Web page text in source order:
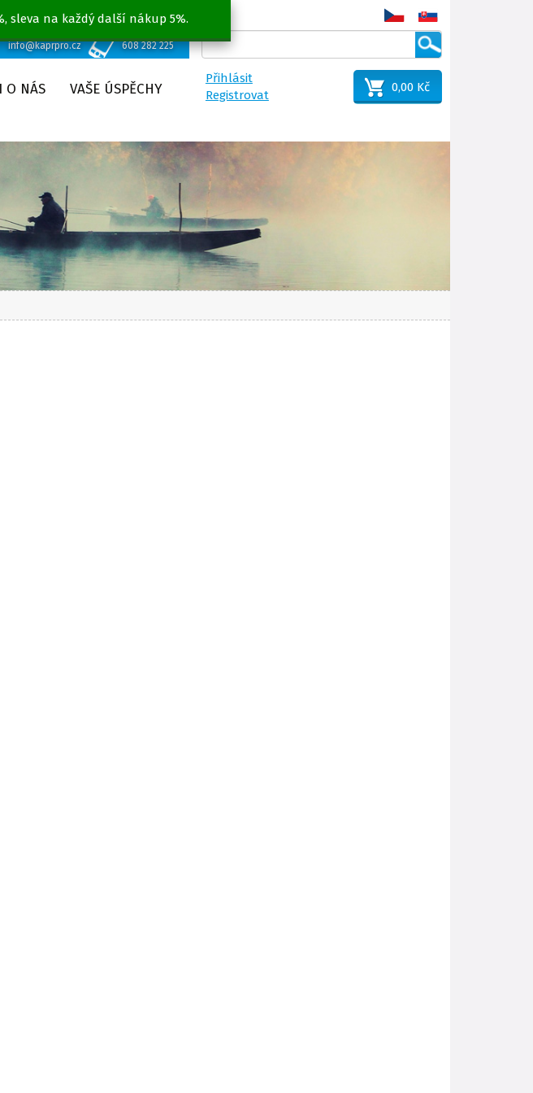
sleva na každý další nákup 5%.
info@kaprpro.cz 608 282 225
O NÁS VAŠE ÚSPĚCHY
Přihlásit
Registrovat
0,00 Kč